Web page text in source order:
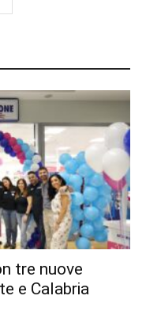
tre nuove
e Calabria